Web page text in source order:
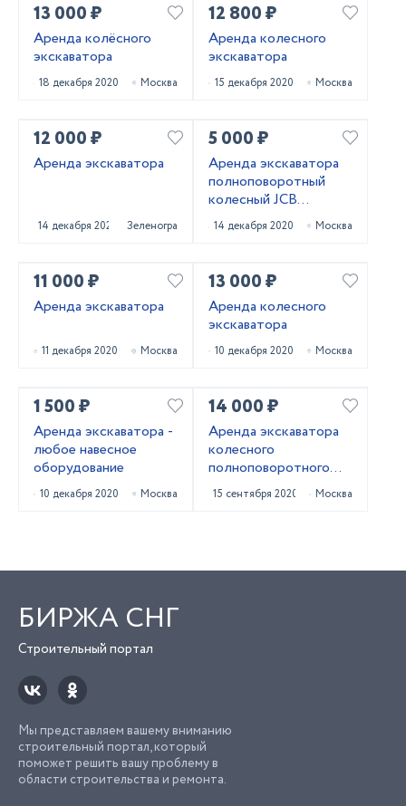
13 000 ₽
Аренда колёсного
экскаватора
18 декабря 2020 Москва
12 800 ₽
Аренда колесного
экскаватора
15 декабря 2020 Москва
12 000 ₽
Аренда экскаватора
14 декабря 2020 Зеленоград
5 000 ₽
Аренда экскаватора
полноповоротный
колесный JCB
HYUNDAI
14 декабря 2020 Москва
11 000 ₽
Аренда экскаватора
11 декабря 2020 Москва
13 000 ₽
Аренда колесного
экскаватора
10 декабря 2020 Москва
1 500 ₽
Аренда экскаватора -
любое навесное
оборудование
10 декабря 2020 Москва
14 000 ₽
Аренда экскаватора
колесного
полноповоротного
HYUNDAI R140W-9S
15 сентября 2020 Москва
БИРЖА СНГ
Строительный портал
Мы представляем вашему вниманию
строительный портал, который
поможет решить вашу проблему в
области строительства и ремонта.